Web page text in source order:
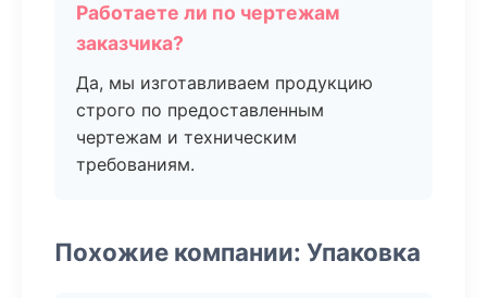
Работаете ли по чертежам
заказчика?
Да, мы изготавливаем продукцию
строго по предоставленным
чертежам и техническим
требованиям.
Похожие компании: Упаковка